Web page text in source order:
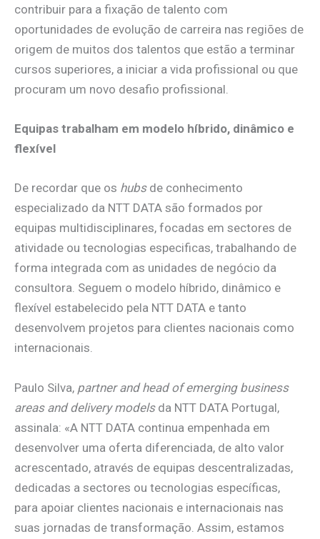
contribuir para a fixação de talento com
oportunidades de evolução de carreira nas regiões de
origem de muitos dos talentos que estão a terminar
cursos superiores, a iniciar a vida profissional ou que
procuram um novo desafio profissional.
Equipas trabalham em modelo híbrido, dinâmico e
flexível
De recordar que os hubsde conhecimento
especializado da NTT DATA são formados por
equipas multidisciplinares, focadas em sectores de
atividade ou tecnologias especificas, trabalhando de
forma integrada com as unidades de negócio da
consultora. Seguem o modelo híbrido, dinâmico e
flexível estabelecido pela NTT DATA e tanto
desenvolvem projetos para clientes nacionais como
internacionais.
Paulo Silva, partner and head of emerging business
areas and delivery modelsda NTT DATA Portugal,
assinala: «A NTT DATA continua empenhada em
desenvolver uma oferta diferenciada, de alto valor
acrescentado, através de equipas descentralizadas,
dedicadas a sectores ou tecnologias específicas,
para apoiar clientes nacionais e internacionais nas
suas jornadas de transformação. Assim, estamos